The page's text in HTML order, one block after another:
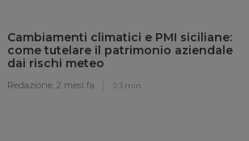
Cambiamenti climatici e PMI siciliane:
come tutelare il patrimonio aziendale
dai rischi meteo
Redazione,2 mesi fa 3 min